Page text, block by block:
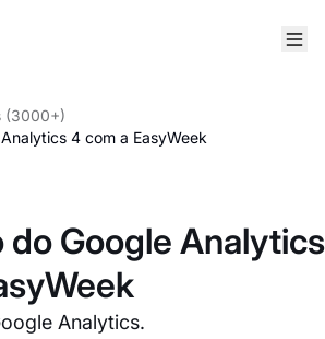
(3000+)
4 com a EasyWeek
do Google Analytics
Analytics.